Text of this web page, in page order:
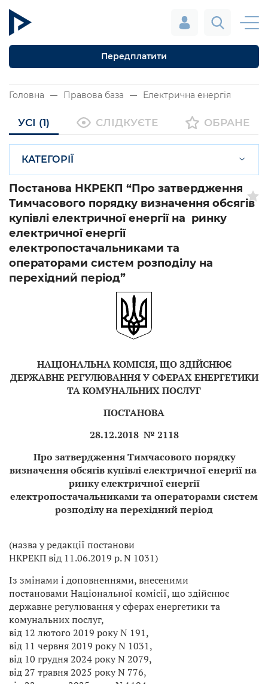
Передплатити
Головна Правова база Електрична енергія
УСІ (1) СЛІДКУЄТЕ ОБРАНЕ
КАТЕГОРІЇ
Постанова НКРЕКП “Про затвердження
Тимчасового порядку визначення обсягів
купівлі електричної енергії на ринку
електричної енергії
електропостачальниками та
операторами систем розподілу на
перехідний період”
НАЦІОНАЛЬНА КОМІСІЯ, ЩО ЗДІЙСНЮЄ
ДЕРЖАВНЕ РЕГУЛЮВАННЯ У СФЕРАХ ЕНЕРГЕТИКИ
ТА КОМУНАЛЬНИХ ПОСЛУГ
ПОСТАНОВА
28.12.2018 № 2118
Про затвердження Тимчасового порядку
визначення обсягів купівлі електричної енергії на
ринку електричної енергії
електропостачальниками та операторами систем
розподілу на перехідний період
(назва у редакції постанови
НКРЕКП від 11.06.2019 р. N 1031)
Із змінами і доповненнями, внесеними
постановами Національної комісії, що здійснює
державне регулювання у сферах енергетики та
комунальних послуг,
від 12 лютого 2019 року N 191,
від 11 червня 2019 року N 1031,
від 10 грудня 2024 року N 2079,
від 27 травня 2025 року N 776,